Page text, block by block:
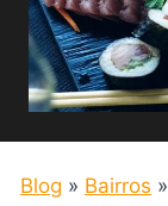
Blog » Bairros »